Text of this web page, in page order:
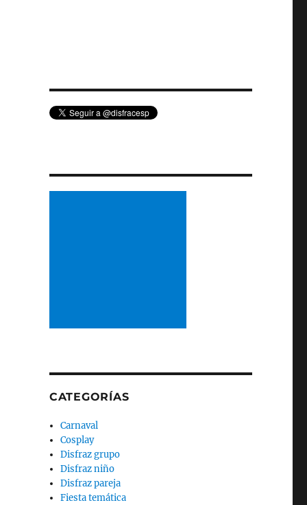
CATEGORÍAS
Carnaval
Cosplay
Disfraz grupo
Disfraz niño
Disfraz pareja
Fiesta temática